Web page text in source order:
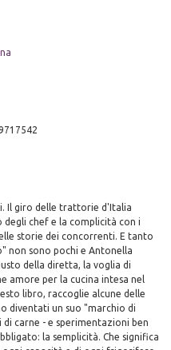
Il giro delle trattorie d'Italia
chef e la complicità con i
storie dei concorrenti. E tanto
non sono pochi e Antonella
della diretta, la voglia di
amore per la cucina intesa nel
libro, raccoglie alcune delle
diventati un suo "marchio di
carne - e sperimentazioni ben
la semplicità. Che significa